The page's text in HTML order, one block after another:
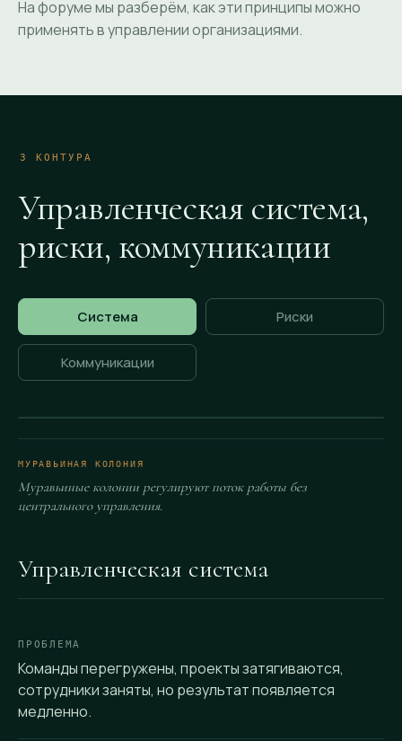
На форуме мы разберём, как эти принципы можно
применять в управлении организациями.
3 КОНТУРА
Управленческая система,
риски, коммуникации
Система Риски
Коммуникации
МУРАВЬИНАЯ КОЛОНИЯ
Муравьиные колонии регулируют поток работы без
центрального управления.
Управленческая система
ПРОБЛЕМА
Команды перегружены, проекты затягиваются,
сотрудники заняты, но результат появляется
медленно.